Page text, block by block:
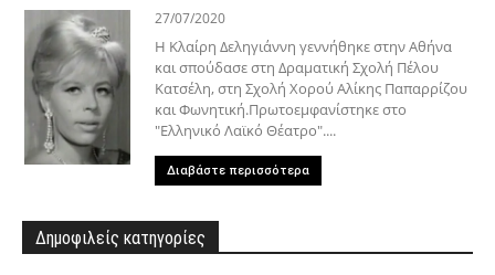
27/07/2020
Η Κλαίρη Δεληγιάννη γεννήθηκε στην Αθήνα
και σπούδασε στη Δραματική Σχολή Πέλου
Κατσέλη, στη Σχολή Χορού Αλίκης Παπαρρίζου
και Φωνητική.Πρωτοεμφανίστηκε στο
"Ελληνικό Λαϊκό Θέατρο"....
Διαβάστε περισσότερα
Δημοφιλείς κατηγορίες